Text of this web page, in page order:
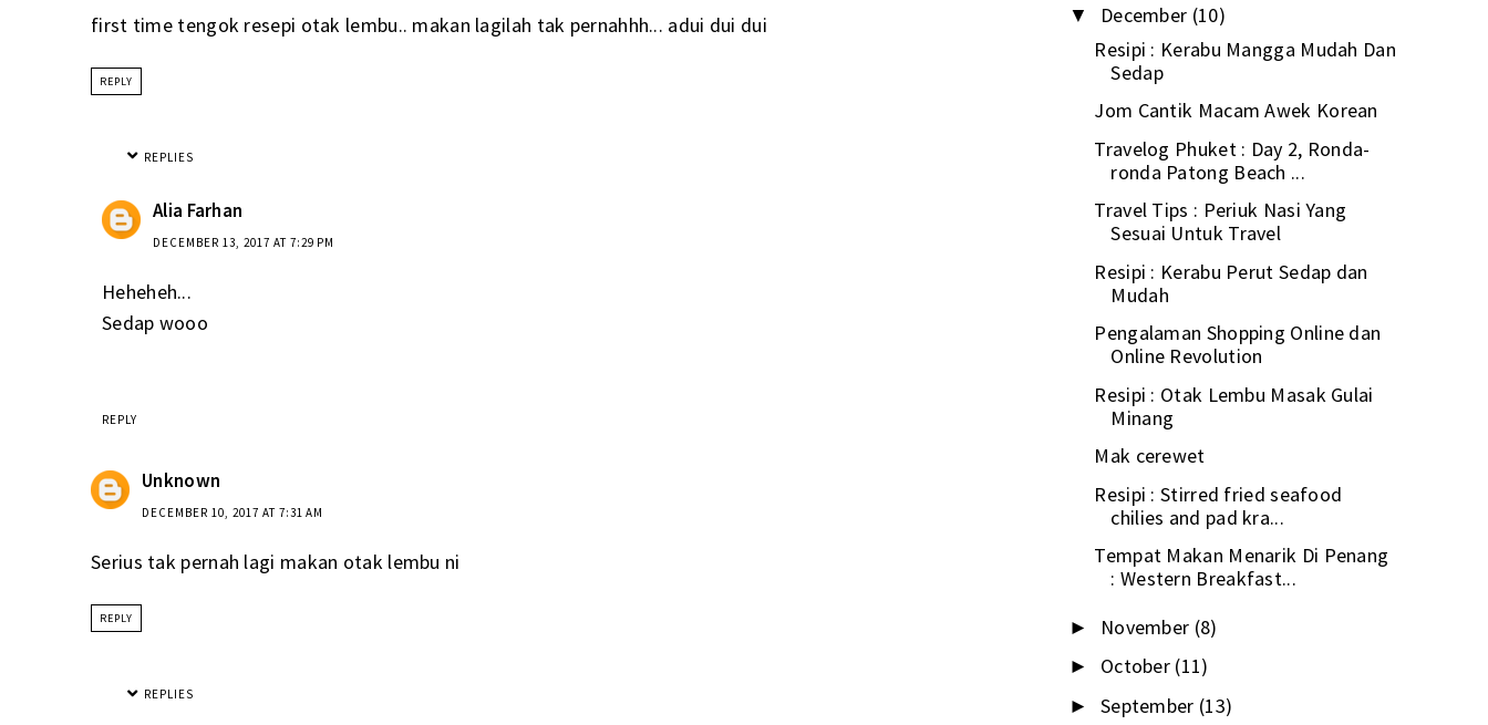
first time tengok resepi otak lembu.. makan lagilah tak pernahhh... adui dui dui
REPLY
REPLIES
Alia Farhan
DECEMBER 13, 2017 AT 7:29 PM
Heheheh...
Sedap wooo
REPLY
Unknown
DECEMBER 10, 2017 AT 7:31 AM
Serius tak pernah lagi makan otak lembu ni
REPLY
REPLIES
▼ December (10)
Resipi : Kerabu Mangga Mudah Dan
Sedap
Jom Cantik Macam Awek Korean
Travelog Phuket : Day 2, Ronda-
ronda Patong Beach ...
Travel Tips : Periuk Nasi Yang
Sesuai Untuk Travel
Resipi : Kerabu Perut Sedap dan
Mudah
Pengalaman Shopping Online dan
Online Revolution
Resipi : Otak Lembu Masak Gulai
Minang
Mak cerewet
Resipi : Stirred fried seafood
chilies and pad kra...
Tempat Makan Menarik Di Penang
: Western Breakfast...
► November (8)
► October (11)
► September (13)